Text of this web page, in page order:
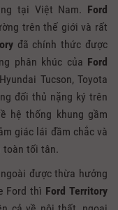
tại Việt Nam. Ford
trên thế giới và rất
đã chính thức được
phân khúc của Ford
Tucson, Toyota
đối thủ nặng ký trên
hệ thống khung gầm
giác lái đầm chắc và
toàn tối tân.
ngoài được thừa hưởng
Ford thì Ford Territory